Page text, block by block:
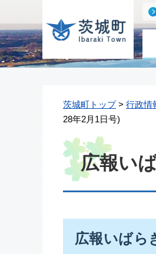
茨城町トップ> 行政情
28年2月1日号)
広報い
広報いばら